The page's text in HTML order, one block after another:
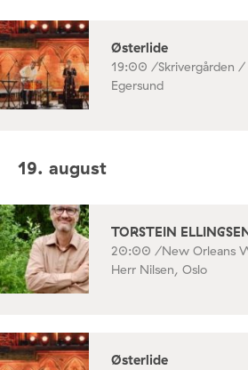
Østerlide
19:00 /Skrivergården /
Egersund
19. august
TORSTEIN
20:00 /New Orleans
Herr Nilsen, Oslo
Østerlide